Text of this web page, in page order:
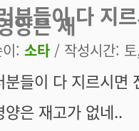
분들이 다 지
양은 재
: 소타 / 작성시간:
분들이 다 지르시면
양은 재고가 없네..